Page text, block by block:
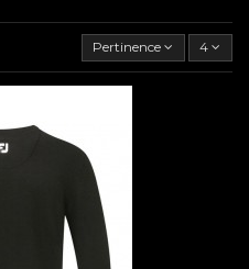
Pertinence 4